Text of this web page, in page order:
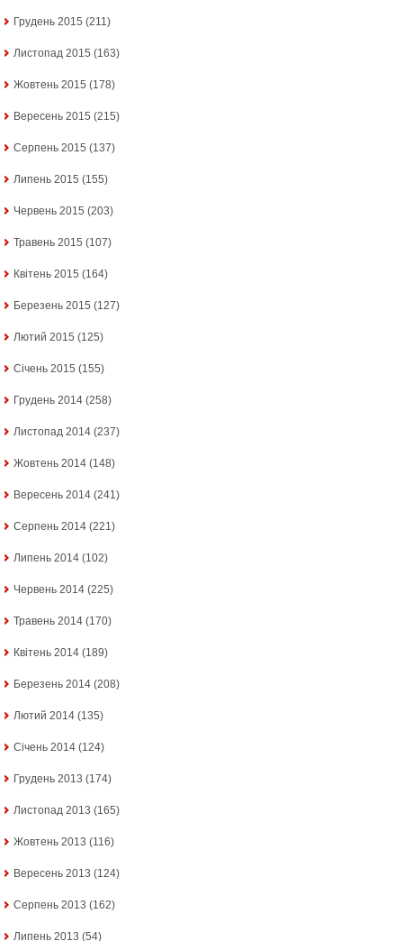
Грудень 2015 (211)
Листопад 2015 (163)
Жовтень 2015 (178)
Вересень 2015 (215)
Серпень 2015 (137)
Липень 2015 (155)
Червень 2015 (203)
Травень 2015 (107)
Квітень 2015 (164)
Березень 2015 (127)
Лютий 2015 (125)
Січень 2015 (155)
Грудень 2014 (258)
Листопад 2014 (237)
Жовтень 2014 (148)
Вересень 2014 (241)
Серпень 2014 (221)
Липень 2014 (102)
Червень 2014 (225)
Травень 2014 (170)
Квітень 2014 (189)
Березень 2014 (208)
Лютий 2014 (135)
Січень 2014 (124)
Грудень 2013 (174)
Листопад 2013 (165)
Жовтень 2013 (116)
Вересень 2013 (124)
Серпень 2013 (162)
Липень 2013 (54)